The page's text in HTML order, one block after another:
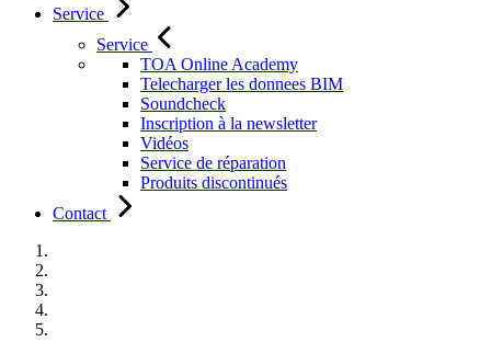
Service
Service
TOA Online Academy
Telecharger les donnees BIM
Soundcheck
Inscription à la newsletter
Vidéos
Service de réparation
Produits discontinués
Contact